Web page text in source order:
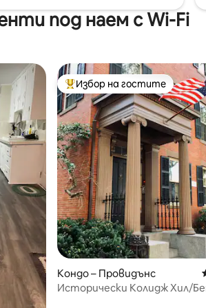
под наем с Wi-Fi
Най-популярен избор на
Избор на гостите
Кондо – Провидънс
Исторически Колидж Хил/